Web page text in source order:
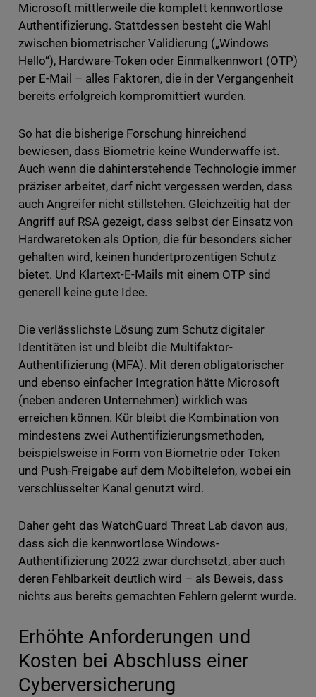
Microsoft mittlerweile die komplett kennwortlose
Authentifizierung. Stattdessen besteht die Wahl
zwischen biometrischer Validierung („Windows
Hello“), Hardware-Token oder Einmalkennwort (OTP)
per E-Mail – alles Faktoren, die in der Vergangenheit
bereits erfolgreich kompromittiert wurden.
So hat die bisherige Forschung hinreichend
bewiesen, dass Biometrie keine Wunderwaffe ist.
Auch wenn die dahinterstehende Technologie immer
präziser arbeitet, darf nicht vergessen werden, dass
auch Angreifer nicht stillstehen. Gleichzeitig hat der
Angriff auf RSA gezeigt, dass selbst der Einsatz von
Hardwaretoken als Option, die für besonders sicher
gehalten wird, keinen hundertprozentigen Schutz
bietet. Und Klartext-E-Mails mit einem OTP sind
generell keine gute Idee.
Die verlässlichste Lösung zum Schutz digitaler
Identitäten ist und bleibt die Multifaktor-
Authentifizierung (MFA). Mit deren obligatorischer
und ebenso einfacher Integration hätte Microsoft
(neben anderen Unternehmen) wirklich was
erreichen können. Kür bleibt die Kombination von
mindestens zwei Authentifizierungsmethoden,
beispielsweise in Form von Biometrie oder Token
und Push-Freigabe auf dem Mobiltelefon, wobei ein
verschlüsselter Kanal genutzt wird.
Daher geht das WatchGuard Threat Lab davon aus,
dass sich die kennwortlose Windows-
Authentifizierung 2022 zwar durchsetzt, aber auch
deren Fehlbarkeit deutlich wird – als Beweis, dass
nichts aus bereits gemachten Fehlern gelernt wurde.
Erhöhte Anforderungen und
Kosten bei Abschluss einer
Cyberversicherung